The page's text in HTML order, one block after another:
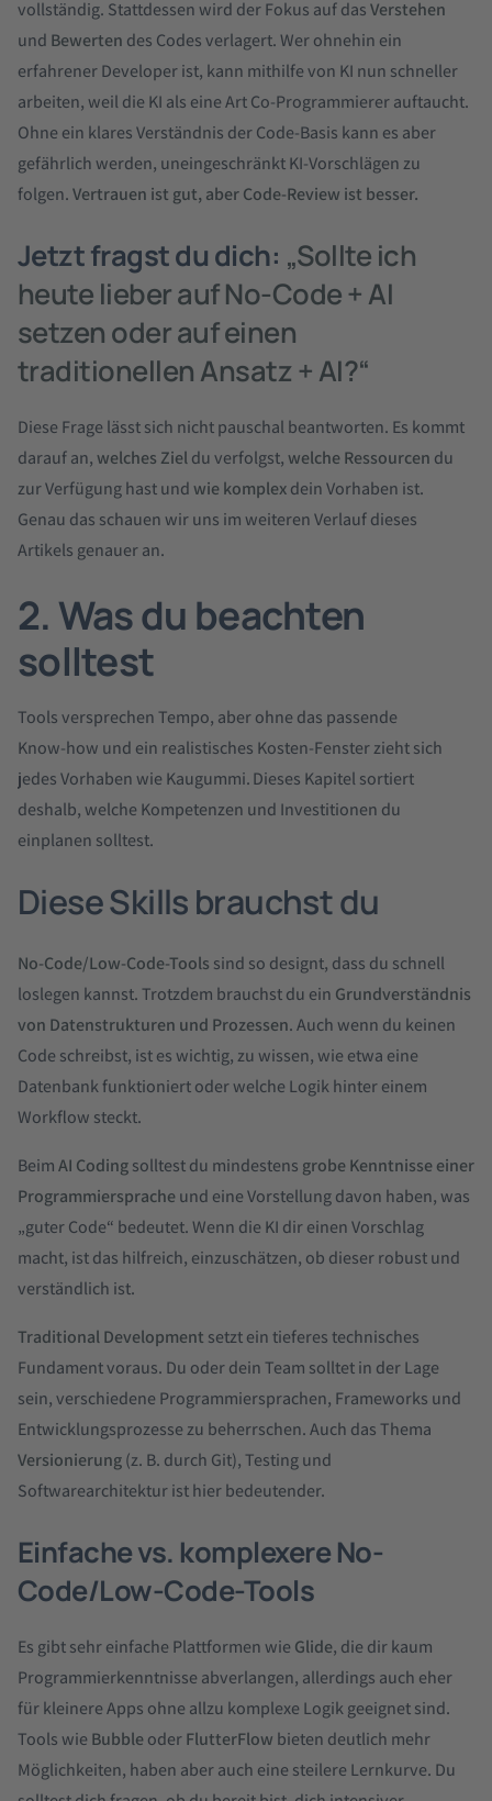
vollständig. Stattdessen wird der Fokus auf dasVerstehen
und Bewerten des Codes verlagert. Wer ohnehin ein
erfahrener Developer ist, kann mithilfe von KI nun schneller
arbeiten, weil die KI als eine Art Co-Programmierer auftaucht.
Ohne ein klares Verständnis der Code-Basis kann es aber
gefährlich werden, uneingeschränkt KI-Vorschlägen zu
folgen.Vertrauen ist gut, aber Code-Review ist besser.
Jetzt fragst du dich: „Sollte ich
heute lieber auf No-Code + AI
setzen oder auf einen
traditionellen Ansatz + AI?“
Diese Frage lässt sich nicht pauschal beantworten. Es kommt
darauf an,welches Zieldu verfolgst,welche Ressourcen du
zur Verfügung hast undwie komplexdein Vorhaben ist.
Genau das schauen wir uns im weiteren Verlauf dieses
Artikels genauer an.
2. Was du beachten
solltest
Tools versprechen Tempo, aber ohne das passende
Know‑how und ein realistisches Kosten‑Fenster zieht sich
jedes Vorhaben wie Kaugummi. Dieses Kapitel sortiert
deshalb, welche Kompetenzen und Investitionen du
einplanen solltest.
Diese Skills brauchst du
No-Code/Low-Code-Tools sind so designt, dass du schnell
loslegen kannst. Trotzdem brauchst du ein Grundverständnis
von Datenstrukturen und Prozessen. Auch wenn du keinen
Code schreibst, ist es wichtig, zu wissen, wie etwa eine
Datenbank funktioniert oder welche Logik hinter einem
Workflow steckt.
BeimAI Codingsolltest du mindestens grobe Kenntnisse einer
Programmierspracheund eine Vorstellung davon haben, was
„guter Code“ bedeutet. Wenn die KI dir einen Vorschlag
macht, ist das hilfreich, einzuschätzen, ob dieser robust und
verständlich ist.
Traditional Development setzt ein tieferes technisches
Fundament voraus. Du oder dein Team solltet in der Lage
sein, verschiedene Programmiersprachen, Frameworks und
Entwicklungsprozesse zu beherrschen. Auch das Thema
Versionierung(z. B. durch Git), Testing und
Softwarearchitektur ist hier bedeutender.
Einfache vs. komplexere No-
Code/Low-Code-Tools
Es gibt sehr einfache Plattformen wie Glide, die dir kaum
Programmierkenntnisse abverlangen, allerdings auch eher
für kleinere Apps ohne allzu komplexe Logik geeignet sind.
Tools wie BubbleoderFlutterFlow bieten deutlich mehr
Möglichkeiten, haben aber auch eine steilere Lernkurve. Du